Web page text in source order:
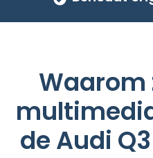
Waarom
de Audi